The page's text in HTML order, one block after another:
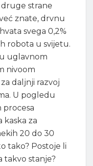
strane
znate, drvnu
svega 0,2%
robota u svijetu.
uglavnom
nivoom
daljnji razvoj
U pogledu
procesa
kaska za
20 do 30
tako? Postoje li
takvo stanje?